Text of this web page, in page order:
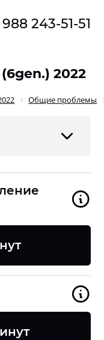
243-51-51
2022
Общие проблемы